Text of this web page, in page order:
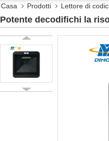
Casa Prodotti Lettore di
Potente decodifichi la